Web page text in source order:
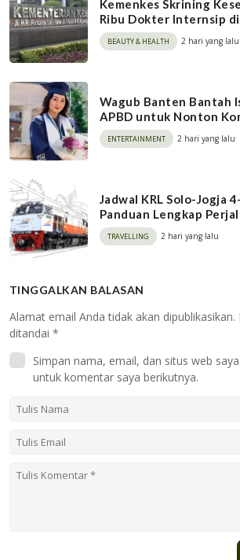
Kemenkes Skrining
Ribu Dokter Internsip
BEAUTY & HEALTH 2 hari yang lalu
Wagub Banten Bantah
APBD untuk Nonton
ENTERTAINMENT 2 hari yang lalu
Jadwal KRL Solo-Jogja
Panduan Lengkap
TRAVELLING 2 hari yang lalu
TINGGALKAN BALASAN
Alamat email Anda tidak akan dipublikasikan.
ditandai *
Simpan nama, email, dan situs web
untuk komentar saya berikutnya.